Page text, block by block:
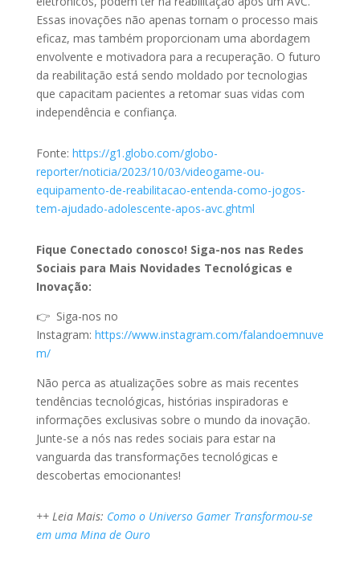
Essas inovações não apenas tornam o processo mais
eficaz, mas também proporcionam uma abordagem
envolvente e motivadora para a recuperação. O futuro
da reabilitação está sendo moldado por tecnologias
que capacitam pacientes a retomar suas vidas com
independência e confiança.
Fonte: https://g1.globo.com/globo-
reporter/noticia/2023/10/03/videogame-ou-
equipamento-de-reabilitacao-entenda-como-jogos-
tem-ajudado-adolescente-apos-avc.ghtml
Fique Conectado conosco! Siga-nos nas Redes
Sociais para Mais Novidades Tecnológicas e
Inovação:
👉 Siga-nos no
Instagram: https://www.instagram.com/falandoemnuve
m/
Não perca as atualizações sobre as mais recentes
tendências tecnológicas, histórias inspiradoras e
informações exclusivas sobre o mundo da inovação.
Junte-se a nós nas redes sociais para estar na
vanguarda das transformações tecnológicas e
descobertas emocionantes!
++ Leia Mais: Como o Universo Gamer Transformou-se
em uma Mina de Ouro